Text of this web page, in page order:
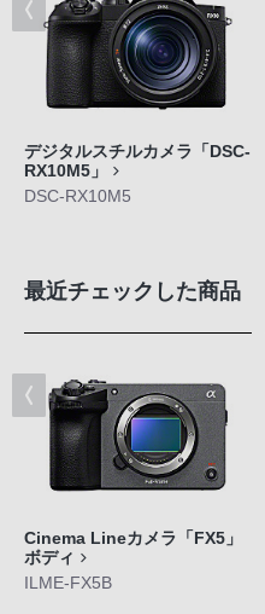
デジタルスチルカメラ「DSC-
RX10M5」
DSC-RX10M5
最近チェックした商品
Cinema Lineカメラ「FX5」
ボディ
ILME-FX5B